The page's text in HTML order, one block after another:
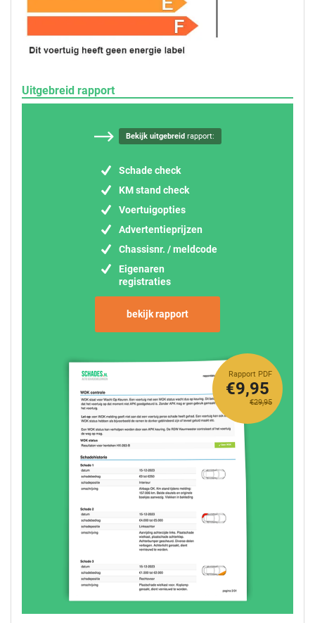
Uitgebreid rapport
Bekijk uitgebreidrapport:
Schade check
KM stand check
Voertuigopties
Advertentieprijzen
Chassisnr. / meldcode
Eigenaren
registraties
bekijk rapport
Rapport PDF
€29,95
€9,95